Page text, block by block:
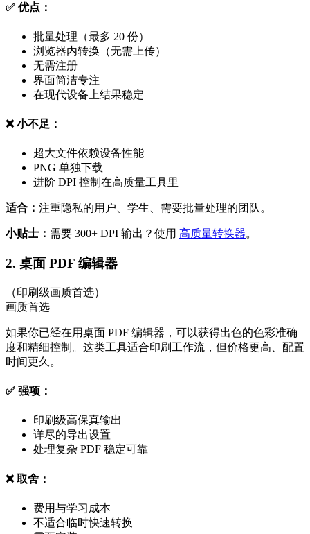
✅ 优点：
批量处理（最多 20 份）
浏览器内转换（无需上传）
无需注册
界面简洁专注
在现代设备上结果稳定
❌ 小不足：
超大文件依赖设备性能
PNG 单独下载
进阶 DPI 控制在高质量工具里
适合： 注重隐私的用户、学生、需要批量处理的团队。
小贴士： 需要 300+ DPI 输出？使用 高质量转换器。
2. 桌面 PDF 编辑器
（印刷级画质首选）
画质首选
如果你已经在用桌面 PDF 编辑器，可以获得出色的色彩准确
度和精细控制。这类工具适合印刷工作流，但价格更高、配置
时间更久。
✅ 强项：
印刷级高保真输出
详尽的导出设置
处理复杂 PDF 稳定可靠
❌ 取舍：
费用与学习成本
不适合临时快速转换